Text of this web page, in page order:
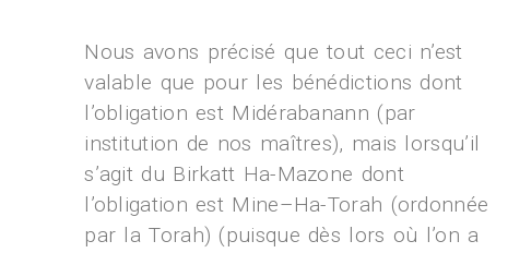
Nous avons précisé que tout ceci n’est
valable que pour les bénédictions dont
l’obligation est Midérabanann (par
institution de nos maîtres), mais lorsqu’il
s’agit du Birkatt Ha-Mazone dont
l’obligation est Mine–Ha-Torah (ordonnée
par la Torah) (puisque dès lors où l’on a